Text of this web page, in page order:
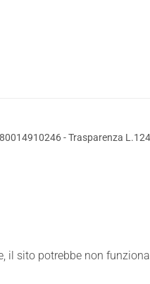
-Trasparenza
il sito potrebbe non